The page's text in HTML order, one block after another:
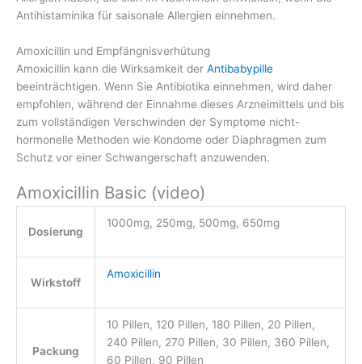
Antihistaminika für saisonale Allergien einnehmen.
Amoxicillin und Empfängnisverhütung
Amoxicillin kann die Wirksamkeit der Antibabypille
beeinträchtigen. Wenn Sie Antibiotika einnehmen, wird daher
empfohlen, während der Einnahme dieses Arzneimittels und bis
zum vollständigen Verschwinden der Symptome nicht-
hormonelle Methoden wie Kondome oder Diaphragmen zum
Schutz vor einer Schwangerschaft anzuwenden.
Amoxicillin Basic (video)
Dosierung
1000mg, 250mg, 500mg, 650mg
Wirkstoff
Amoxicillin
Packung
10 Pillen, 120 Pillen, 180 Pillen, 20 Pillen,
240 Pillen, 270 Pillen, 30 Pillen, 360 Pillen,
60 Pillen, 90 Pillen